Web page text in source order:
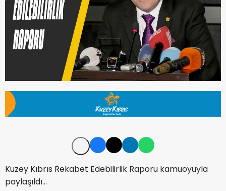
Kuzey Kıbrıs Rekabet Edebilirlik Raporu kamuoyuyla
paylaşıldı…